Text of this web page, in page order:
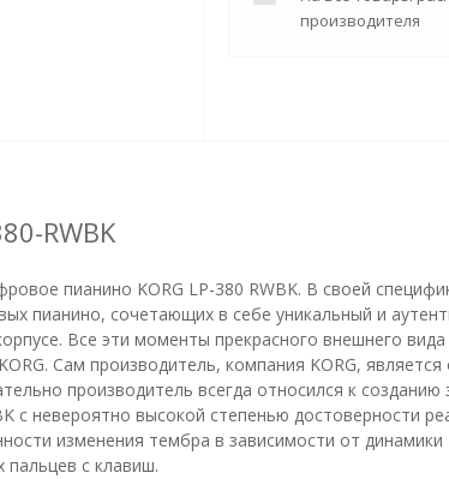
производителя
RWBK
пианино KORG LP-380 RWBK. В своей
пианино, сочетающих в себе уникальный и
Все эти моменты прекрасного внешнего
Сам производитель, компания KORG,
производитель всегда относился к созданию
невероятно высокой степенью достоверности
изменения тембра в зависимости от
с клавиш.